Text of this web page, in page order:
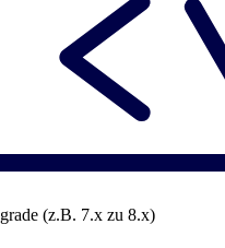
(z.B. 7.x zu 8.x)